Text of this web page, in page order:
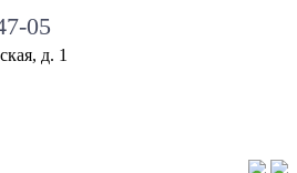
05
д. 1